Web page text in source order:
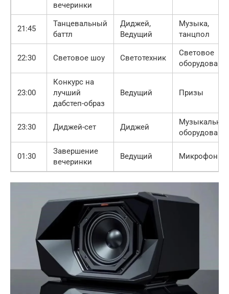
вечеринки
21:45
Танцевальный
баттл
Диджей,
Ведущий
Музыка,
танцпол
22:30 Световое шоу Светотехник
Световое
23:00
Конкурс на
лучший
дабстеп-образ
Ведущий Призы
23:30 Диджей-сет Диджей
Музыкальное
01:30
Завершение
вечеринки
Ведущий Микрофон